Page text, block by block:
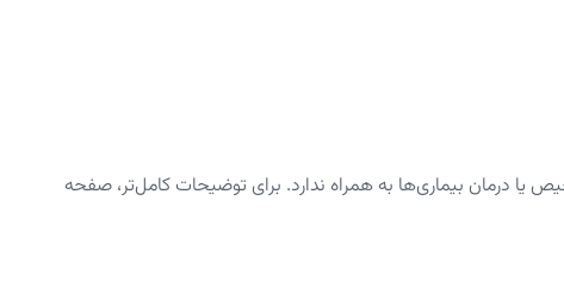
درمان بیماری‌ها به همراه ندارد. برای توضیحات کامل‌تر، صفحه